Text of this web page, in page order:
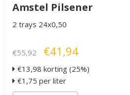
Amstel Pilsener
2 trays 24x0,50
€55,92 €41,94
€13,98 korting (25%)
€1,75 per liter